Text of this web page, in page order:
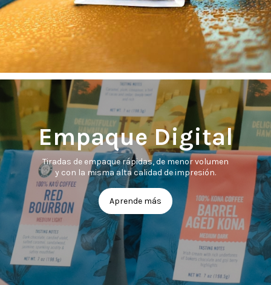
Empaque Digital
Tiradas de empaque rápidas, de menor volumen
y con la misma alta calidad de impresión.
Aprende más